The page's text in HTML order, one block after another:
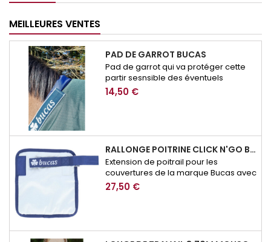
MEILLEURES VENTES
PAD DE GARROT BUCAS
Pad de garrot qui va protéger cette
partir sesnsible des éventuels
frottement de couverture.
14,50 €
RALLONGE POITRINE CLICK N'GO BUCAS
Extension de poitrail pour les
couvertures de la marque Bucas avec
système de fermeture Click n'Go
27,50 €